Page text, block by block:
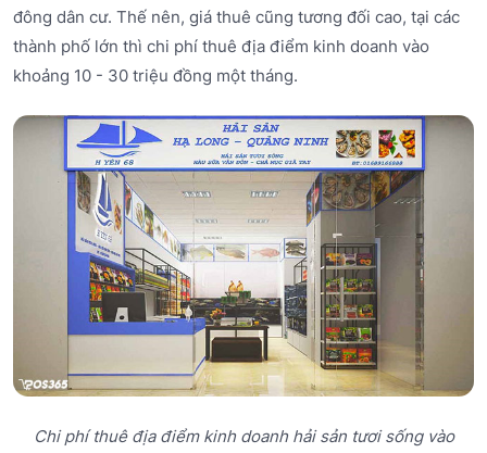
đông dân cư. Thế nên, giá thuê cũng tương đối cao, tại các
thành phố lớn thì chi phí thuê địa điểm kinh doanh vào
khoảng 10 - 30 triệu đồng một tháng.
Chi phí thuê địa điểm kinh doanh hải sản tươi sống vào